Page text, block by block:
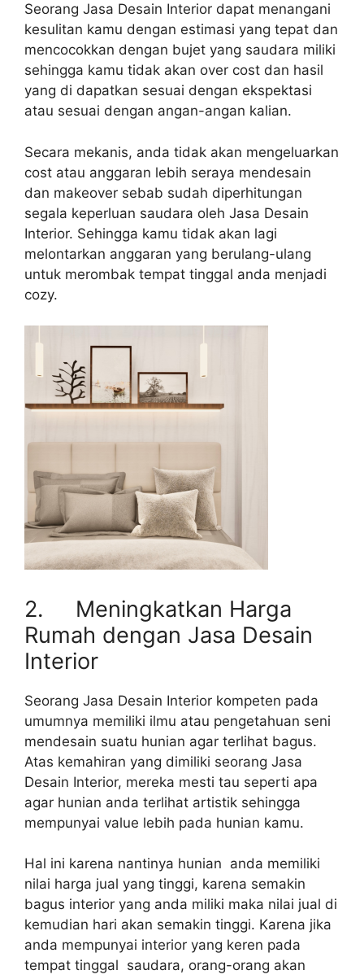
Seorang Jasa Desain Interior dapat menangani
kesulitan kamu dengan estimasi yang tepat dan
mencocokkan dengan bujet yang saudara miliki
sehingga kamu tidak akan over cost dan hasil
yang di dapatkan sesuai dengan ekspektasi
atau sesuai dengan angan-angan kalian.
Secara mekanis, anda tidak akan mengeluarkan
cost atau anggaran lebih seraya mendesain
dan makeover sebab sudah diperhitungan
segala keperluan saudara oleh Jasa Desain
Interior. Sehingga kamu tidak akan lagi
melontarkan anggaran yang berulang-ulang
untuk merombak tempat tinggal anda menjadi
cozy.
2. Meningkatkan Harga
Rumah dengan Jasa Desain
Interior
Seorang Jasa Desain Interior kompeten pada
umumnya memiliki ilmu atau pengetahuan seni
mendesain suatu hunian agar terlihat bagus.
Atas kemahiran yang dimiliki seorang Jasa
Desain Interior, mereka mesti tau seperti apa
agar hunian anda terlihat artistik sehingga
mempunyai value lebih pada hunian kamu.
Hal ini karena nantinya hunian anda memiliki
nilai harga jual yang tinggi, karena semakin
bagus interior yang anda miliki maka nilai jual di
kemudian hari akan semakin tinggi. Karena jika
anda mempunyai interior yang keren pada
tempat tinggal saudara, orang-orang akan